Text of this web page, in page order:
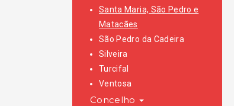
Santa Maria, São Pedro e
Matacães
São Pedro da Cadeira
Silveira
Turcifal
Ventosa
Concelho